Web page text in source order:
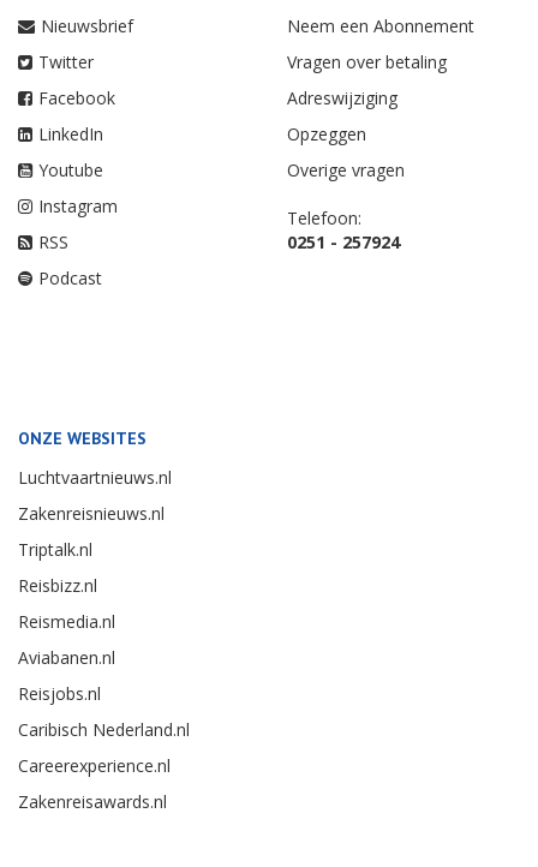
Nieuwsbrief
Twitter
Facebook
LinkedIn
Youtube
Instagram
RSS
Podcast
Neem een Abonnement
Vragen over betaling
Adreswijziging
Opzeggen
Overige vragen
Telefoon:
0251 - 257924
ONZE WEBSITES
Luchtvaartnieuws.nl
Zakenreisnieuws.nl
Triptalk.nl
Reisbizz.nl
Reismedia.nl
Aviabanen.nl
Reisjobs.nl
Caribisch Nederland.nl
Careerexperience.nl
Zakenreisawards.nl